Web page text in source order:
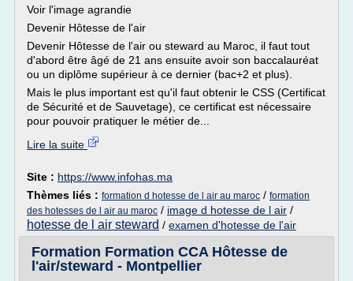
Voir l'image agrandie
Devenir Hôtesse de l'air
Devenir Hôtesse de l'air ou steward au Maroc, il faut tout
d'abord être âgé de 21 ans ensuite avoir son baccalauréat
ou un diplôme supérieur à ce dernier (bac+2 et plus).
Mais le plus important est qu'il faut obtenir le CSS (Certificat
de Sécurité et de Sauvetage), ce certificat est nécessaire
pour pouvoir pratiquer le métier de...
Lire la suite
Site : https://www.infohas.ma
Thèmes liés : formation d hotesse de l air au maroc / formation
des hotesses de l air au maroc / image d hotesse de l air /
hotesse de l air steward / examen d'hotesse de l'air
Formation Formation CCA Hôtesse de
l'air/steward - Montpellier